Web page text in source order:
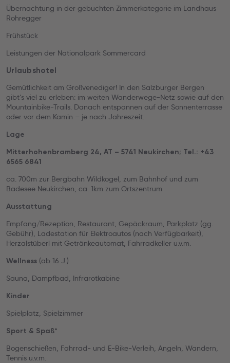
Übernachtung in der gebuchten Zimmerkategorie im Landhaus
Rohregger
Frühstück
Leistungen der Nationalpark Sommercard
Urlaubshotel
Gemütlichkeit am Großvenediger! In den Salzburger Bergen
gibt‘s viel zu erleben: im weiten Wanderwege-Netz sowie auf den
Mountainbike-Trails. Danach entspannen auf der Sonnenterrasse
oder vor dem Kamin – je nach Jahreszeit.
Lage
Mitterhohenbramberg 24, AT – 5741 Neukirchen; Tel.: +43
6565 6841
ca. 700m zur Bergbahn Wildkogel, zum Bahnhof und zum
Badesee Neukirchen, ca. 1km zum Ortszentrum
Ausstattung
Empfang/Rezeption, Restaurant, Gepäckraum, Parkplatz (gg.
Gebühr), Ladestation für Elektroautos (nach Verfügbarkeit),
Herzalstüberl mit Getränkeautomat, Fahrradkeller u.v.m.
Wellness (ab 16 J.)
Sauna, Dampfbad, Infrarotkabine
Kinder
Spielplatz, Spielzimmer
Sport & Spaß*
Bogenschießen, Fahrrad- und E-Bike-Verleih, Angeln, Wandern,
Tennis u.v.m.